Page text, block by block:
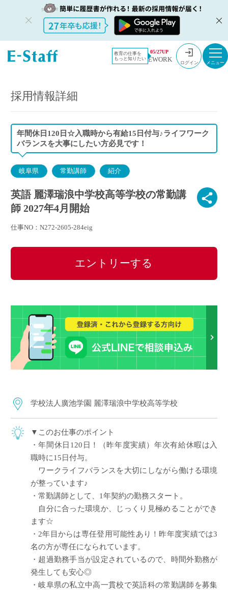
教育の仕事を
もっと知りたい
05/27UP
EWORK ログイン
教員採用情
報のイー・
採用情報
英語 麗澤瑞浪中学校高等学校の常勤講師 2027年4月開始
採用情報詳細
年間休日120日☆入職時から有給15日付与♪ライフワーク
バランスを大事にしたい方必見です！
岐阜県 常勤講師 紹介
英語 麗澤瑞浪中学校高等学校の常勤講
師 2027年4月開始
仕事NO：N272-2605-284eig
エントリーする
学校法人廣池学園 麗澤瑞浪中学校高等学校
▼このお仕事のポイント
・年間休日120日！（昨年度実績）年次有給休暇は入
職時に15日付与。
ワークライフバランスを大切にしながら働ける環境
が整っています♪
・常勤講師として、1年契約の勤務スタート。
自分に合った環境か、じっくり見極めることができ
ます☆
・2年目からは専任登用可能性あり！昨年度実績では3
名の方が専任になられています。
・超過勤務手当が設定されているので、時間外勤務が
発生しても安心◎
・岐阜県の私立中高一貫校で英語科の常勤講師を募集